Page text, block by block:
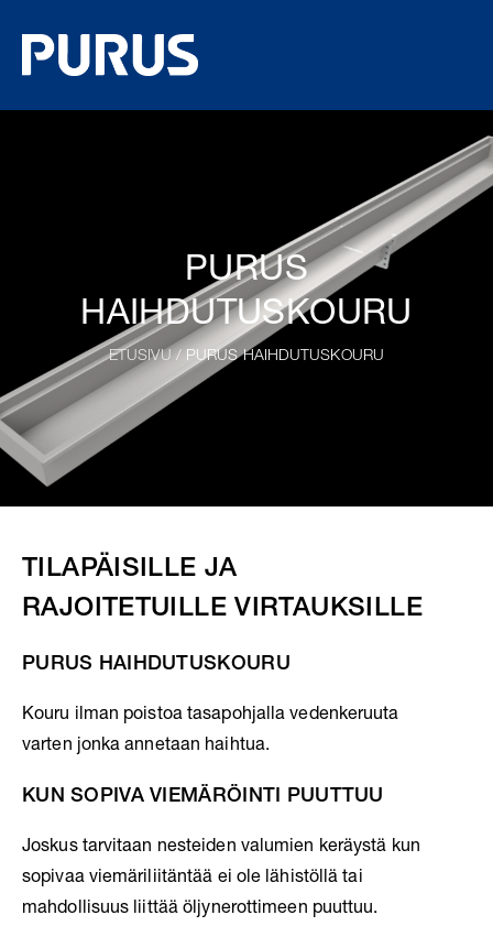
PURUS
HAIHDUTUSKOURU
ETUSIVU / PURUS HAIHDUTUSKOURU
TILAPÄISILLE JA
RAJOITETUILLE VIRTAUKSILLE
PURUS HAIHDUTUSKOURU
Kouru ilman poistoa tasapohjalla vedenkeruuta
varten jonka annetaan haihtua.
KUN SOPIVA VIEMÄRÖINTI PUUTTUU
Joskus tarvitaan nesteiden valumien keräystä kun
sopivaa viemäriliitäntää ei ole lähistöllä tai
mahdollisuus liittää öljynerottimeen puuttuu.